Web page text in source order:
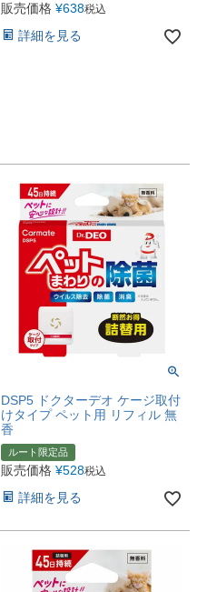
販売価格 ¥638税込
詳細を見る
DSP5 ドクターデオ ケージ取付
けタイプ ペット用 リフィル 無
香
ルート限定品
販売価格 ¥528税込
詳細を見る